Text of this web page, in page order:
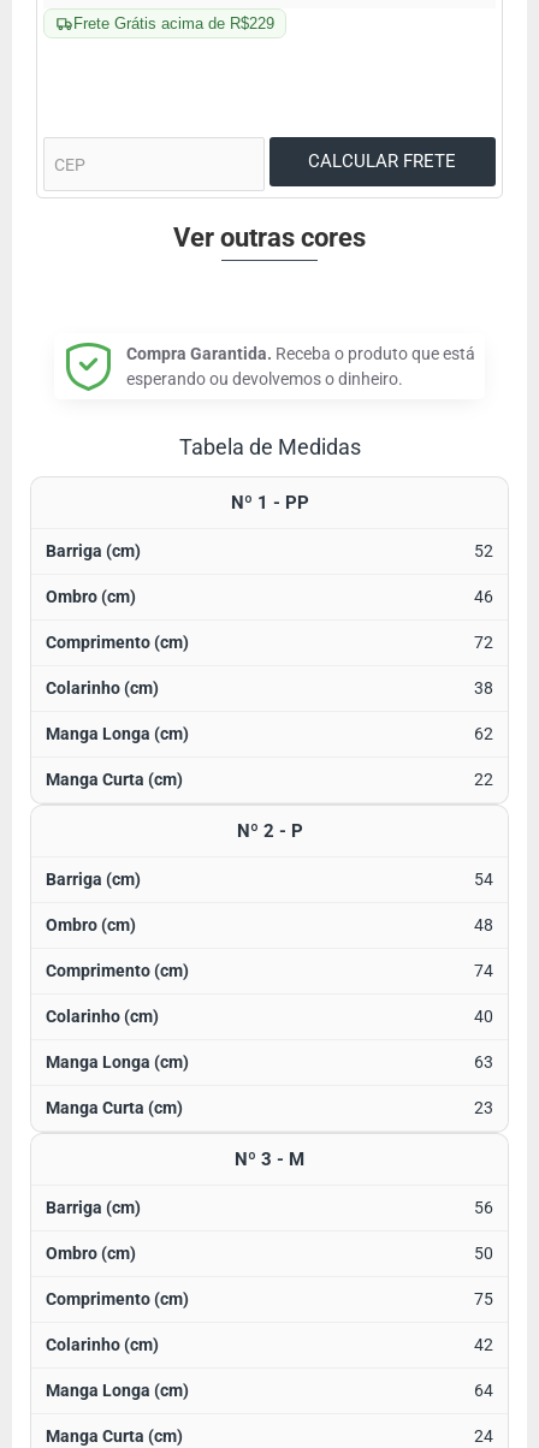
Frete Grátis acima de R$229
Compra Garantida. Receba o produto que está
esperando ou devolvemos o dinheiro.
Ver outras cores
Tabela de Medidas
Nº 1 - PP
52
46
72
38
62
22
Nº 2 - P
54
48
74
40
63
23
Nº 3 - M
56
50
75
42
64
24